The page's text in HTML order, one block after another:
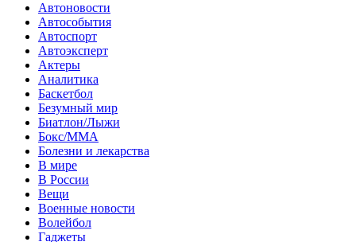
Автоновости
Автособытия
Автоспорт
Автоэксперт
Актеры
Аналитика
Баскетбол
Безумный мир
Биатлон/Лыжи
Бокс/MMA
Болезни и лекарства
В мире
В России
Вещи
Военные новости
Волейбол
Гаджеты